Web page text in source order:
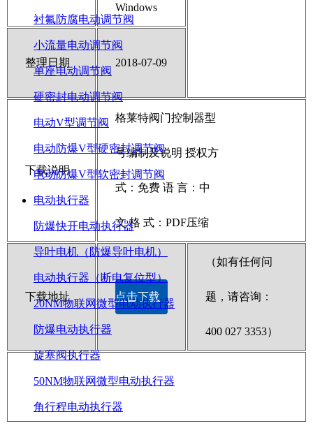
衬氟防腐电动调节阀
小流量电动调节阀
单座电动调节阀
硬密封电动调节阀
电动V型调节阀
电动防爆V型硬密封调节阀
电动防爆V型软密封调节阀
电动执行器
防爆快开电动执行器
导叶电机（防爆导叶电机）
电动执行器（断电复位型）
20NM物联网微型电动执行器
防爆电动执行器
旋塞阀执行器
50NM物联网微型电动执行器
角行程电动执行器
Windows
整理日期 2018-07-09
下载说明
格莱特阀门控制器型
号编制及说明 授权方
式：免费 语 言：中
文 格 式：PDF压缩
下载地址 点击下载
（如有任何问
题，请咨询：
400 027 3353）